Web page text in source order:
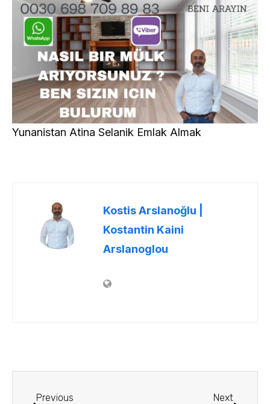
Yunanistan Atina Selanik Emlak Almak
Kostis Arslanoğlu |
Kostantin Kaini
Arslanoglou
Previous Next